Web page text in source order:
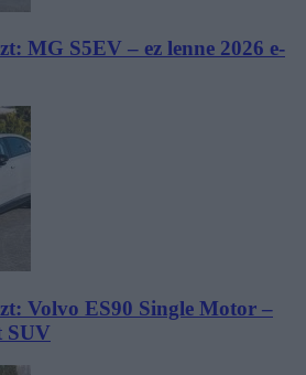
MG S5EV – ez lenne 2026 e-
Volvo ES90 Single Motor –
SUV